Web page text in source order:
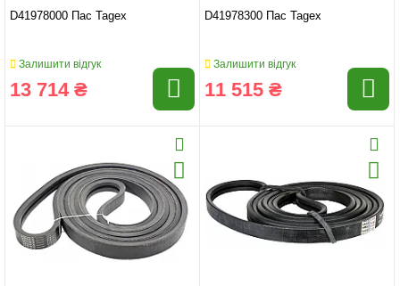
D41978000 Пас Tagex
Залишити відгук
13 714 ₴
D41978300 Пас Tagex
Залишити відгук
11 515 ₴